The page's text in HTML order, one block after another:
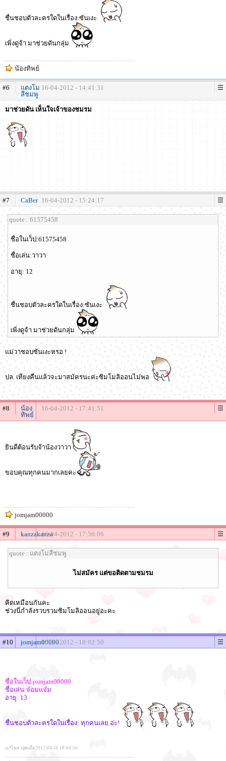
ชื่นชอบตัวละครใดในเรื่อง:ซันเงะ
เพิ่งดูจ้า มาช่วยดันกลุ่ม
น้องทิพย์
#6
แตงโม
สีชมพู
16-04-2012 - 14:41:31
มาช่วยดัน เห็นใจเจ้าของชมรม
#7 CaBer 16-04-2012 - 15:24:17
quote : 61575458
ชื่อในเว็ป:61575458
ชื่อเล่น:วาวา
อายุ: 12
ชื่นชอบตัวละครใดในเรื่อง:ซันเงะ
เพิ่งดูจ้า มาช่วยดันกลุ่ม
แม่วาชอบซันเงะหรอ !
ปล. เทียงคืนแล้วจะมาสมัครนะค่ะซิมโมลิออนไม่พอ
#8
น้อง
ทิพย์
16-04-2012 - 17:41:51
ยินดีต้อนรับจ้าน้องวาวา
ขอบคุณทุกคนมากเลยคะ
jomjam00000
#9 kanzakanza16-04-2012 - 17:56:06
quote : แตงโมสีชมพู
ไม่สมัคร แต่ขอติดตามชมรม
คิดเหมือนกันคะ
ช่วงนี่กำลังรวบรวมซิมโมลิออนอยู่อะคะ
#10 jomjam0000016-04-2012 - 18:02:50
ชื่อในเว็ป:jomjam00000
ชื่อเล่น:จ๋อมแจ๋ม
อายุ: 13
ชื่นชอบตัวละครใดในเรื่อง: ทุกคนเลย อ่ะ!
แก้ไขล่าสุดเมื่อ 2012-04-16 18:04:56